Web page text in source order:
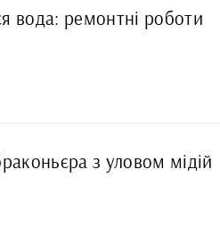
вода: ремонтні роботи
з уловом мідій